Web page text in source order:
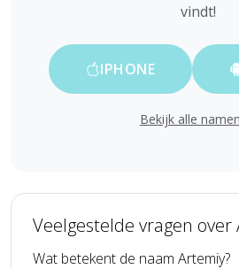
vindt!
IPHONE
Bekijk alle
Veelgestelde vragen over
Wat betekent de naam Artemiy?